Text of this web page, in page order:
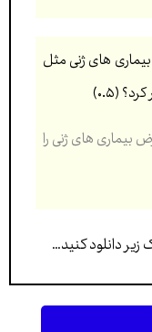
های ژنی مثل
(۰.۵)
بیماری های ژنی را